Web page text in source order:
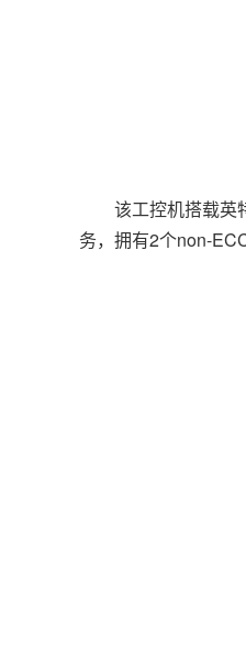
该工控机搭载英特
务，拥有2个non-